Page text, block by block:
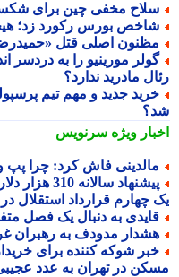
مخفی چین برای شکست
بورس رکورد زد؛
اصلی قتل «حمیدرضا
مورینیو را به دردسر
مادرید ندارد؟
ویژهسرنویس
فاش کرد: چرا پپ و
پیشنهاد سالانه
چهارم قرارداد استقلال در
به دنبال یک فصل
مدودف به رهبران غربی
شوکه کننده برای
در تهران به عدد عجیبی